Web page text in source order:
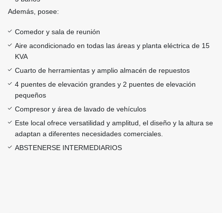
Además, posee:
Comedor y sala de reunión
Aire acondicionado en todas las áreas y planta eléctrica de 15
KVA
Cuarto de herramientas y amplio almacén de repuestos
4 puentes de elevación grandes y 2 puentes de elevación
pequeños
Compresor y área de lavado de vehículos
Este local ofrece versatilidad y amplitud, el diseño y la altura se
adaptan a diferentes necesidades comerciales.
ABSTENERSE INTERMEDIARIOS